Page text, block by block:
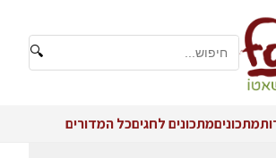
🔍
מתכוניםמתכונים לחגיםכל המדורים